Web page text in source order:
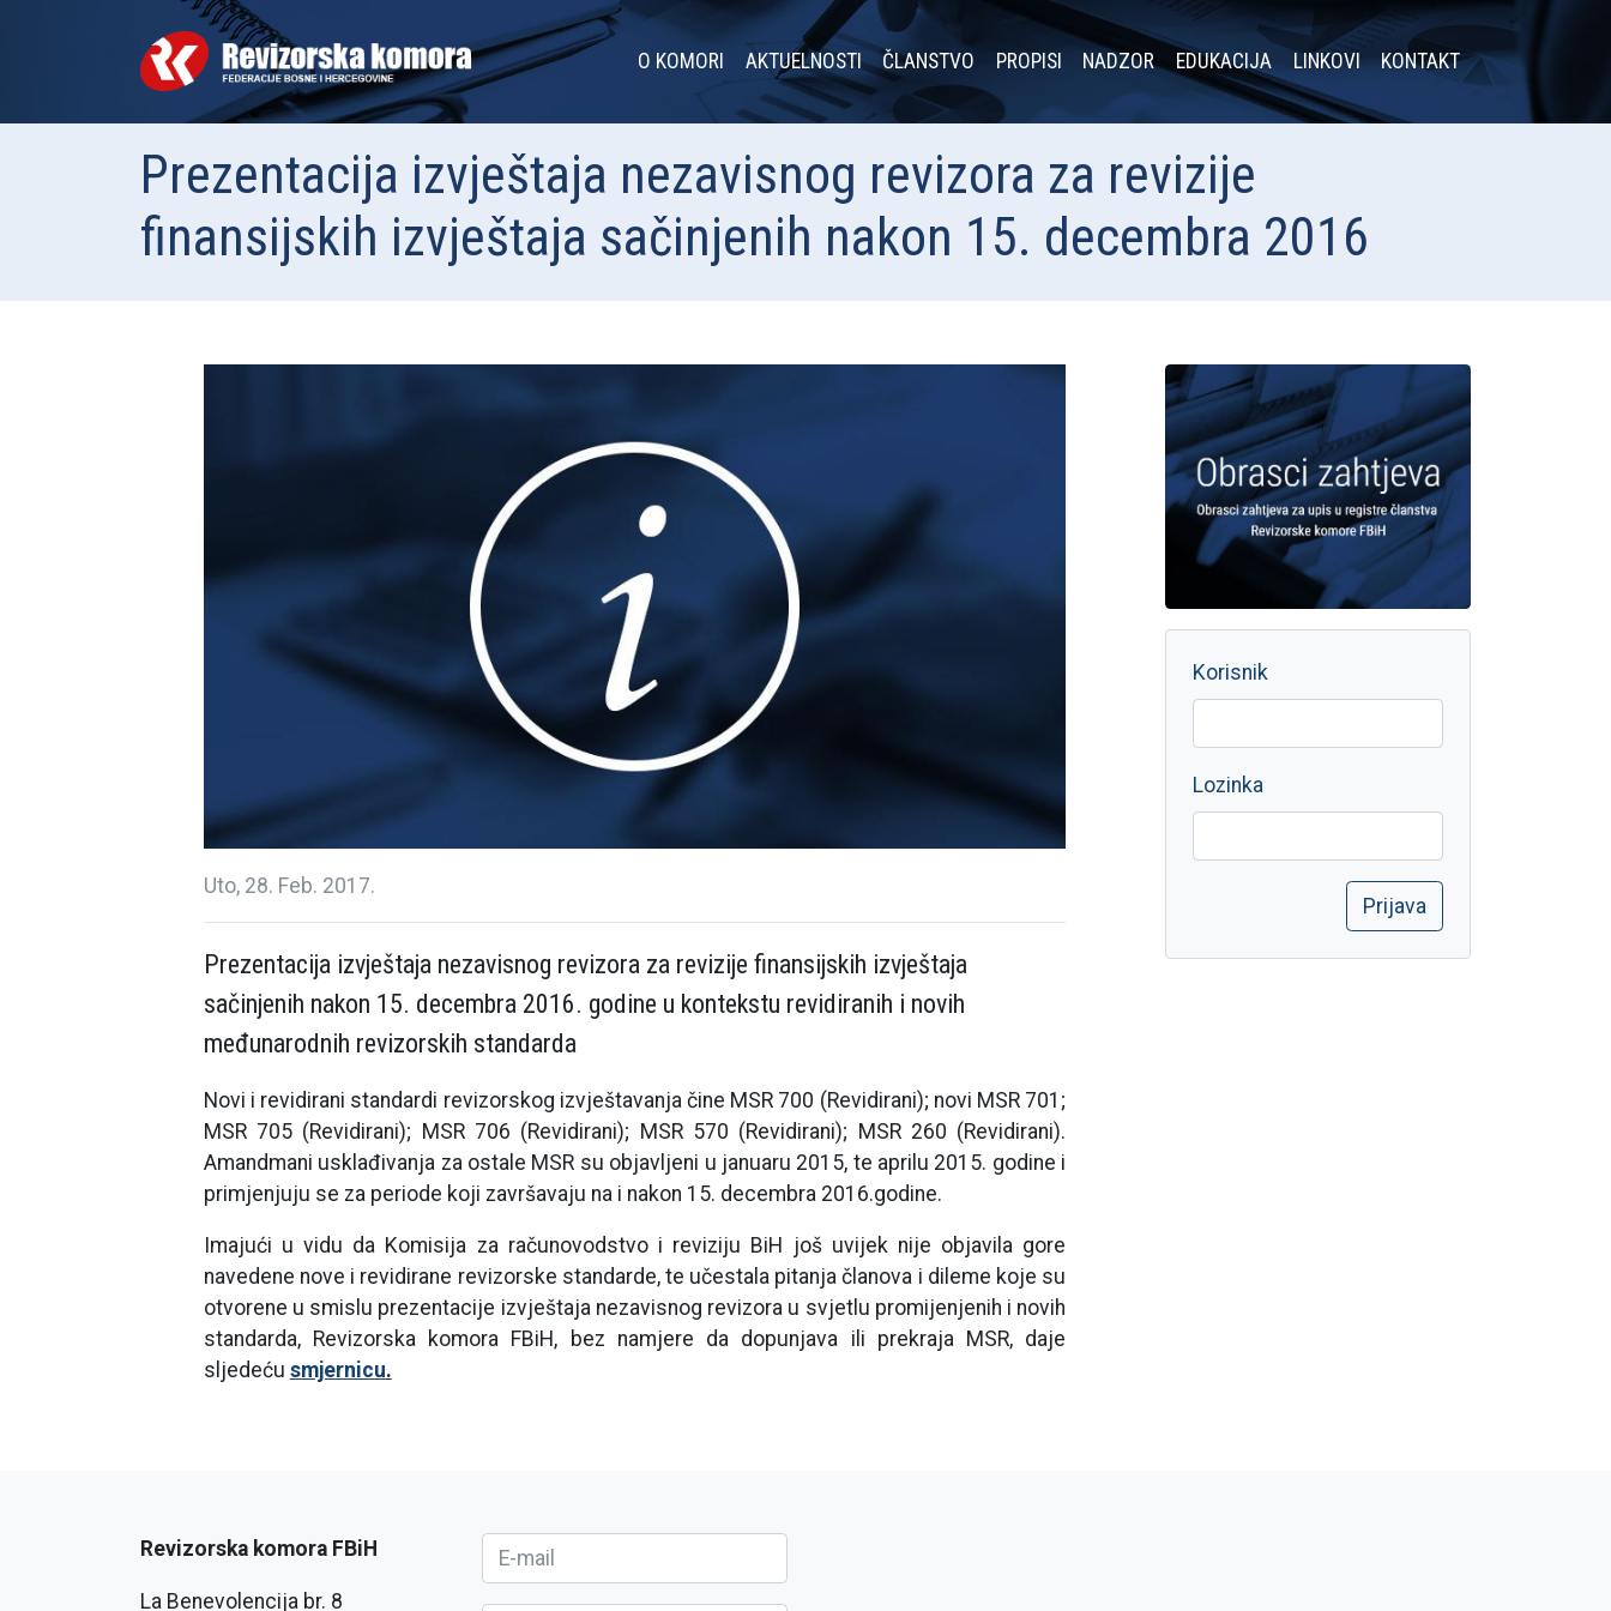
O KOMORI AKTUELNOSTI ČLANSTVO PROPISI NADZOR EDUKACIJA LINKOVI KONTAKT
Prezentacija izvještaja nezavisnog revizora za revizije
finansijskih izvještaja sačinjenih nakon 15. decembra 2016
Uto, 28. Feb. 2017.
Prezentacija izvještaja nezavisnog revizora za revizije finansijskih izvještaja
sačinjenih nakon 15. decembra 2016. godine u kontekstu revidiranih i novih
međunarodnih revizorskih standarda
Novi i revidirani standardi revizorskog izvještavanja čine MSR 700 (Revidirani); novi MSR 701;
MSR 705 (Revidirani); MSR 706 (Revidirani); MSR 570 (Revidirani); MSR 260 (Revidirani).
Amandmani usklađivanja za ostale MSR su objavljeni u januaru 2015, te aprilu 2015. godine i
primjenjuju se za periode koji završavaju na i nakon 15. decembra 2016.godine.
Imajući u vidu da Komisija za računovodstvo i reviziju BiH još uvijek nije objavila gore
navedene nove i revidirane revizorske standarde, te učestala pitanja članova i dileme koje su
otvorene u smislu prezentacije izvještaja nezavisnog revizora u svjetlu promijenjenih i novih
standarda, Revizorska komora FBiH, bez namjere da dopunjava ili prekraja MSR, daje
sljedeću smjernicu.
Korisnik
Lozinka
Revizorska komora FBiH
La Benevolencija br. 8